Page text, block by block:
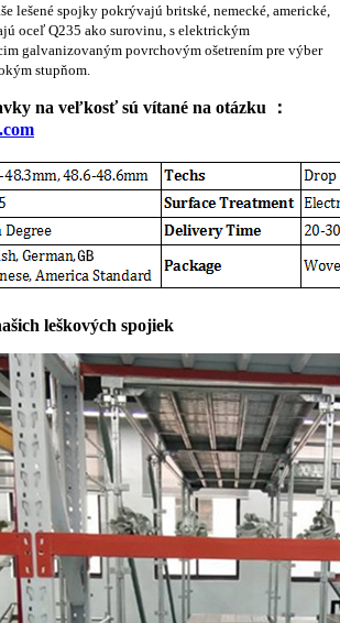
lešené spojky pokrývajú britské, nemecké, americké,
oceľ Q235 ako surovinu, s elektrickým
galvanizovaným povrchovým ošetrením pre výber
stupňom.
na veľkosť sú vítané na otázku ：
leškových spojiek